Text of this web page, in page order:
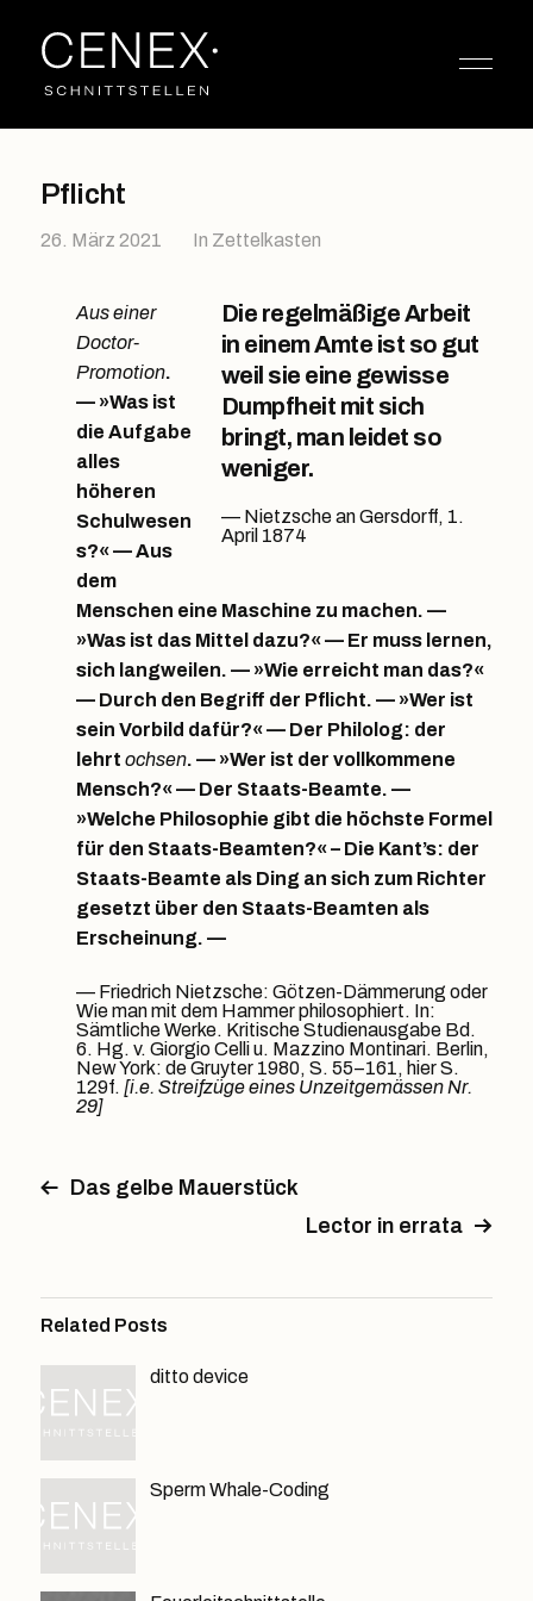
Pflicht
26. März 2021 In Zettelkasten
Die regelmäßige Arbeit
in einem Amte ist so gut
weil sie eine gewisse
Dumpfheit mit sich
bringt, man leidet so
weniger.
Nietzsche an Gersdorff, 1.
April 1874
Aus einer
Doctor-
Promotion.
— »Was ist
die Aufgabe
alles
höheren
Schulwesen
s?« — Aus
dem
Menschen eine Maschine zu machen. —
»Was ist das Mittel dazu?« — Er muss lernen,
sich langweilen. — »Wie erreicht man das?«
— Durch den Begriff der Pflicht. — »Wer ist
sein Vorbild dafür?« — Der Philolog: der
lehrt ochsen. — »Wer ist der vollkommene
Mensch?« — Der Staats-Beamte. —
»Welche Philosophie gibt die höchste Formel
für den Staats-Beamten?« – Die Kant’s: der
Staats-Beamte als Ding an sich zum Richter
gesetzt über den Staats-Beamten als
Erscheinung. —
Friedrich Nietzsche: Götzen-Dämmerung oder
Wie man mit dem Hammer philosophiert. In:
Sämtliche Werke. Kritische Studienausgabe Bd.
6. Hg. v. Giorgio Celli u. Mazzino Montinari. Berlin,
New York: de Gruyter 1980, S. 55–161, hier S.
129f. [i.e. Streifzüge eines Unzeitgemässen Nr.
29]
Das gelbe Mauerstück
Lector in errata
Related Posts
ditto device
Sperm Whale-Coding